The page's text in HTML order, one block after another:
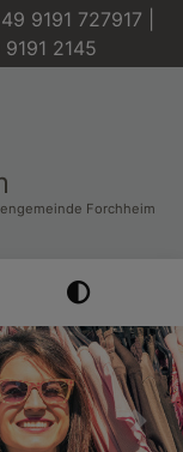
9191 727917 |
2145
Forchheim
Next